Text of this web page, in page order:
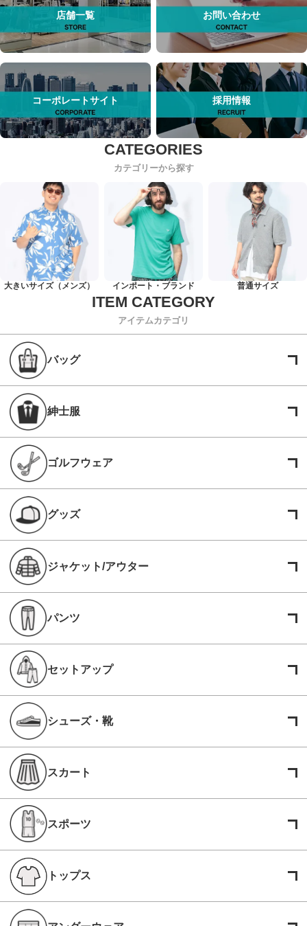
店舗一覧 お問い合わせ
コーポレートサイト 採用情報
カテゴリーから探す
大きいサイズ（メンズ） インポート・ブランド 普通サイズ
アイテムカテゴリ
バッグ
紳士服
ゴルフウェア
グッズ
ジャケット/アウター
パンツ
セットアップ
シューズ・靴
スカート
スポーツ
トップス